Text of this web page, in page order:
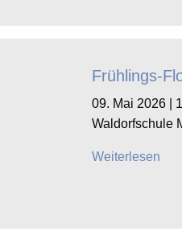
Frühlings-
09. Mai 2026 |
Waldorfschule
Weiterlesen